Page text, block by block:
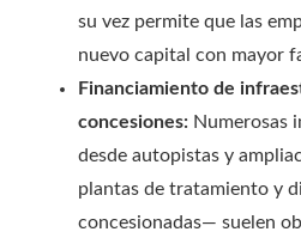
su vez permite que las
nuevo capital con mayor
Financiamiento de
concesiones: Numerosas
desde autopistas y
plantas de tratamiento y
concesionadas— suelen